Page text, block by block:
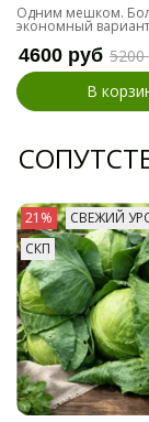
Одним мешком.
экономный вариант
4600 руб 5200
В
21%
СВЕЖИЙ
СКП